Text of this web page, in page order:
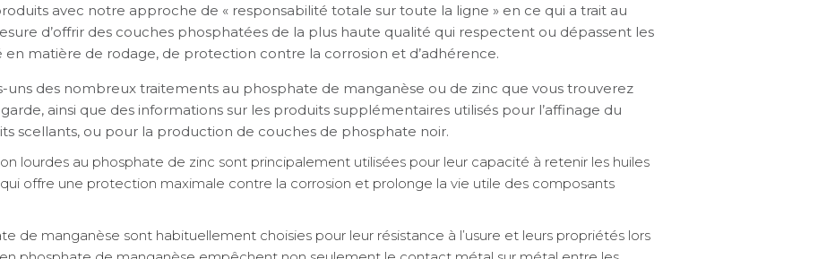
avec notre approche de « responsabilité totale sur toute la ligne » en ce qui a trait au
d’offrir des couches phosphatées de la plus haute qualité qui respectent ou dépassent les
matière de rodage, de protection contre la corrosion et d’adhérence.
uns des nombreux traitements au phosphate de manganèse ou de zinc que vous trouverez
ainsi que des informations sur les produits supplémentaires utilisés pour l’affinage du
scellants, ou pour la production de couches de phosphate noir.
lourdes au phosphate de zinc sont principalement utilisées pour leur capacité à retenir les huiles
offre une protection maximale contre la corrosion et prolonge la vie utile des composants
de manganèse sont habituellement choisies pour leur résistance à l’usure et leurs propriétés lors